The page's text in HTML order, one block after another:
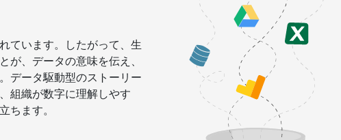
ています。したがって、生
が、データの意味を伝え、
データ駆動型のストーリー
組織が数字に理解しやす
ちます。